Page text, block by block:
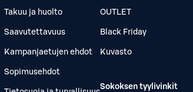
Takuu ja huolto
Saavutettavuus
Kampanjaetujen ehdot
Sopimusehdot
OUTLET
Black Friday
Kuvasto
Sokoksen tyylivinkit